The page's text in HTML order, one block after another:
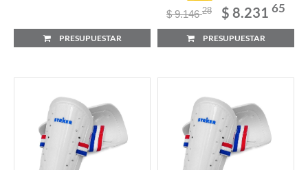
PRESUPUESTAR
$ 9.14628 $ 8.231 65
PRESUPUESTAR